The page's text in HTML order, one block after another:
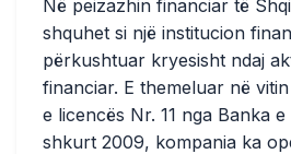
Në peizazhin financiar të
shquhet si një institucion
përkushtuar kryesisht ndaj
financiar. E themeluar në
e licencës Nr. 11 nga Banka
shkurt 2009, kompania ka